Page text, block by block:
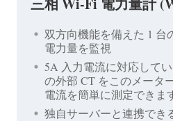
双方向機能を備えた 1 台
電力量を監視
5A 入力電流に対応して
の外部 CT をこのメータ
電流を簡単に測定できま
独自サーバーと連携でき